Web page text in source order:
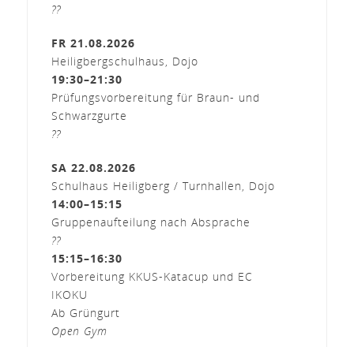
??
FR 21.08.2026
Heiligbergschulhaus, Dojo
19:30–21:30
Prüfungsvorbereitung für Braun- und
Schwarzgurte
??
SA 22.08.2026
Schulhaus Heiligberg / Turnhallen, Dojo
14:00–15:15
Gruppenaufteilung nach Absprache
??
15:15–16:30
Vorbereitung KKUS-Katacup und EC
IKOKU
Ab Grüngurt
Open Gym